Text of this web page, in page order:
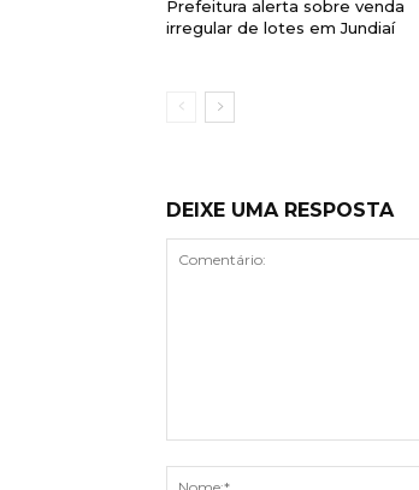
Prefeitura alerta sobre venda
irregular de lotes em Jundiaí
DEIXE UMA RESPOSTA